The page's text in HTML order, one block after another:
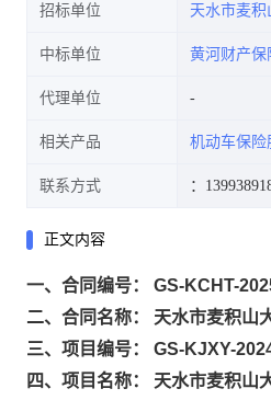
招标单位 天水市麦
中标单位 黄河财产保
代理单位
相关产品 机动车保险
联系方式 ：
正文内容
一、合同编号： GS-KCHT-
二、合同名称： 天水市麦积山
三、项目编号： GS-KJXY-
四、项目名称： 天水市麦积山